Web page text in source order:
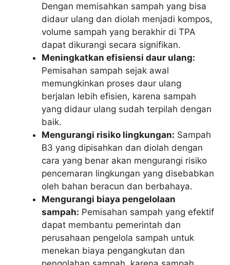
Dengan memisahkan sampah yang bisa
didaur ulang dan diolah menjadi kompos,
volume sampah yang berakhir di TPA
dapat dikurangi secara signifikan.
Meningkatkan efisiensi daur ulang:
Pemisahan sampah sejak awal
memungkinkan proses daur ulang
berjalan lebih efisien, karena sampah
yang didaur ulang sudah terpilah dengan
baik.
Mengurangi risiko lingkungan: Sampah
B3 yang dipisahkan dan diolah dengan
cara yang benar akan mengurangi risiko
pencemaran lingkungan yang disebabkan
oleh bahan beracun dan berbahaya.
Mengurangi biaya pengelolaan
sampah: Pemisahan sampah yang efektif
dapat membantu pemerintah dan
perusahaan pengelola sampah untuk
menekan biaya pengangkutan dan